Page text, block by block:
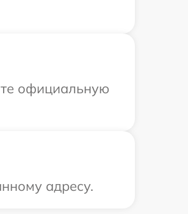
официальную
адресу.